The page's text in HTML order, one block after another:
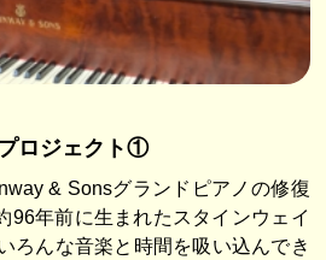
ロジェクト①
& Sonsグランドピアノの修復
96年前に生まれたスタインウェイ
ろんな音楽と時間を吸い込んでき